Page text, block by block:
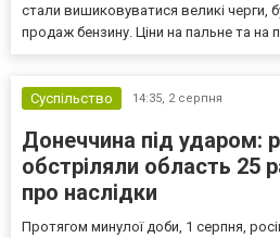
стали вишиковуватися великі черги,
продаж бензину. Ціни на пальне та на
Суспільство 14:35, 2 серпня
Донеччина під ударом:
обстріляли область 25
про наслідки
Протягом минулої доби, 1 серпня,